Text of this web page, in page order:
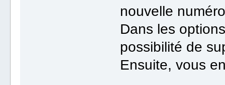
nouvelle
Dans les
possibilité de
Ensuite, vous